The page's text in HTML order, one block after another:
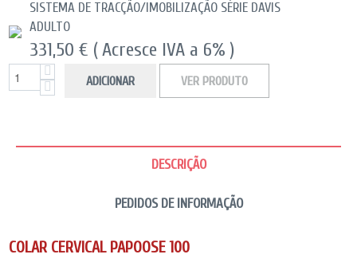
SISTEMA DE TRACÇÃO/IMOBILIZAÇÃO SÉRIE DAVIS
ADULTO
331,50 € ( Acresce IVA a 6% )
ADICIONAR VER PRODUTO
DESCRIÇÃO
PEDIDOS DE INFORMAÇÃO
COLAR CERVICAL PAPOOSE 100